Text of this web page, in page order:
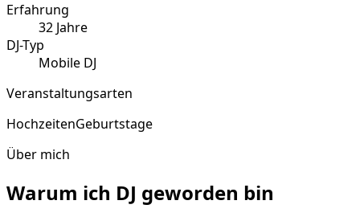
Erfahrung
32 Jahre
DJ-Typ
Mobile DJ
Veranstaltungsarten
HochzeitenGeburtstage
Über mich
Warum ich DJ geworden bin